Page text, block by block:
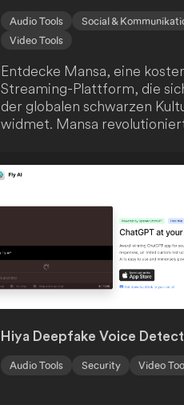
Audio Tools
Social &
Video Tools
Entdecke Mansa, eine
Streaming-Plattform, die
der globalen schwarzen
widmet. Mansa
Du kannst sogar
gestalten - ein einzigartiges
Hiya Deepfake Voice
Audio Tools Security Video